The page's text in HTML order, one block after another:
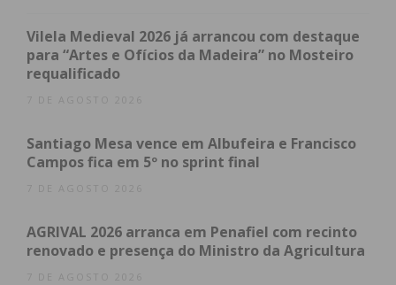
“Os comerciantes entenderam o motivo da
alteração de data e estão entusiasmados com a
nova versão. Esperamos poder dar igual destaque
ao setor como o fazemos todos os anos. As
nos estabelecimentos locais e este evento continua
a mostrar que não é preciso sair do concelho para
Penafiel para as suas festas de Verão”, explica o
presidente da direção, Nuno Brochado.
Vilela Medieval 2026 já arrancou com destaque
para “Artes e Ofícios da Madeira” no Mosteiro
requalificado
7 DE AGOSTO 2026
Santiago Mesa vence em Albufeira e Francisco
Campos fica em 5º no sprint final
7 DE AGOSTO 2026
AGRIVAL 2026 arranca em Penafiel com recinto
renovado e presença do Ministro da Agricultura
7 DE AGOSTO 2026